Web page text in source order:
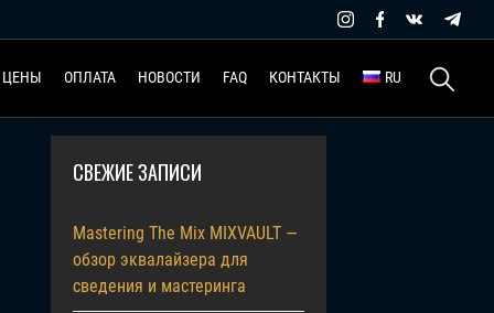
ЦЕНЫ ОПЛАТА НОВОСТИ FAQ КОНТАКТЫ RU Найти:
СВЕЖИЕ ЗАПИСИ
Mastering The Mix MIXVAULT —
обзор эквалайзера для
сведения и мастеринга